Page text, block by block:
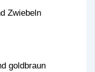
Zwiebeln
goldbraun